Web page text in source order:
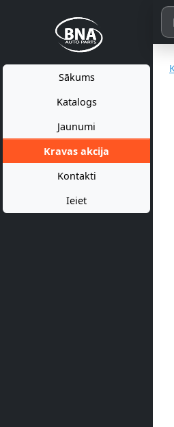
Sākums
Katalogs
Jaunumi
Kravas akcija
Kontakti
Ieiet